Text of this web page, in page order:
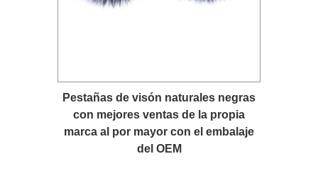
Pestañas de visón naturales negras
con mejores ventas de la propia
marca al por mayor con el embalaje
del OEM